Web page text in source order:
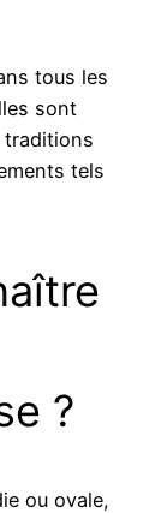
tous les
sont
traditions
tels
?
ou ovale,